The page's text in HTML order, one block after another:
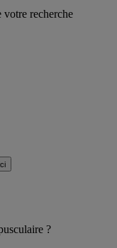
votre recherche
?